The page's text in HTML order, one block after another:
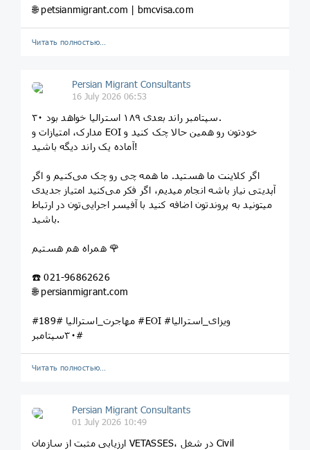
🌐 petsianmigrant.com | bmcvisa.com
Читать полностью…
Persian Migrant Consultants
16 July 2026 06:53
۳۰ سپتامبر راند بعدی ۱۸۹ استرالیا خواهد بود.
مدارک، امتیازات‌ و EOI خودتون رو همین حالا چک کنید و
آماده یک راند دیگه باشید!
اگر کلاینت ما هستید. ما همه چی رو چک می‌کنیم و اگر
آپدیتی نیاز باشه انجام میدیم، اگر فکر می‌کنید امتیاز جدیدی
میتونید به پروندتون اضافه کنید با آفیسر اجرایی‌تون در ارتباط
باشید.
همراه هم هستیم 🌹
☎️ 021-96862626
🌐 persianmigrant.com
#مهاجرت_استرالیا #189 #EOI #ویزای_استرالیا
#۳۰سپتامبر
Читать полностью…
Persian Migrant Consultants
01 July 2026 10:49
ارزیابی مثبت از سازمان VETASSES، در شغل Civil